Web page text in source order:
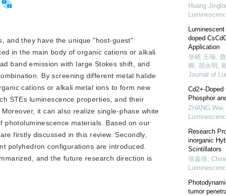
and they have the unique "host-guest"
in the main body of organic cations or alkali
band emission with large Stokes shift, and
By screening different metal halide
cations or alkali metal ions to form new
STEs luminescence properties, and their
it can also realize single-phase white
materials. Based on our
firstly discussed in this review. Secondly,
polyhedron configurations are introduced.
and the future research direction is
Huang
doped
Application
张铭 王瑞,
柳, 胡永明,
Journal of
Cd2+-
Phosphor
ZHANG Wei,
Research
inorganic
Scintillators
张嘉倍,
tumor